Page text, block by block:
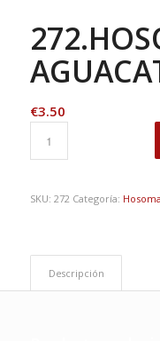
€3.50
SKU: 272 Categoría:
Descripción